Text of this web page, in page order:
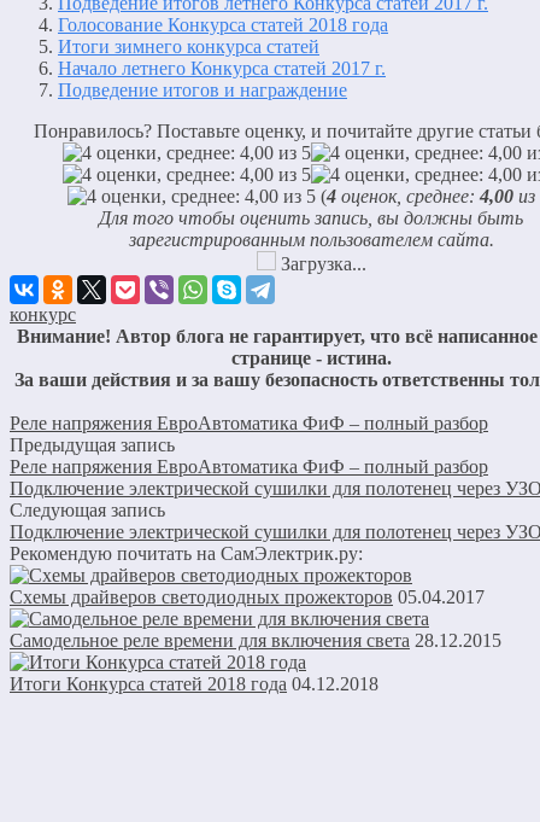
Голосование Конкурса статей 2018 года
Итоги зимнего конкурса статей
Начало летнего Конкурса статей 2017 г.
Подведение итогов и награждение
Понравилось? Поставьте оценку, и почитайте другие статьи
(4оценок, среднее: 4,00из
Для того чтобы оценить запись, вы должны быть
зарегистрированным пользователем сайта.
Загрузка...
конкурс
Внимание! Автор блога не гарантирует, что всё написанное
странице - истина.
За ваши действия и за вашу безопасность ответственны
Реле напряжения ЕвроАвтоматика ФиФ – полный разбор
Предыдущая запись
Реле напряжения ЕвроАвтоматика ФиФ – полный разбор
Подключение электрической сушилки для полотенец через
Следующая запись
Подключение электрической сушилки для полотенец через
Рекомендую почитать на СамЭлектрик.ру:
Схемы драйверов светодиодных прожекторов 05.04.2017
Самодельное реле времени для включения света 28.12.2015
Итоги Конкурса статей 2018 года 04.12.2018